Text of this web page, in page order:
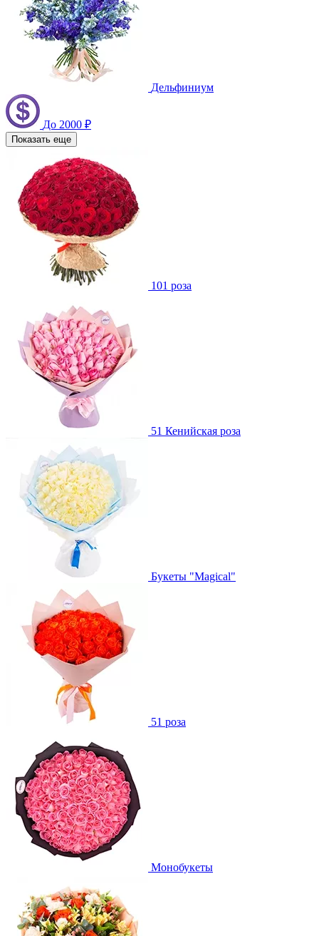
Дельфиниум
До 2000 ₽
Показать еще
101 роза
51 Кенийская роза
Букеты "Magical"
51 роза
Монобукеты